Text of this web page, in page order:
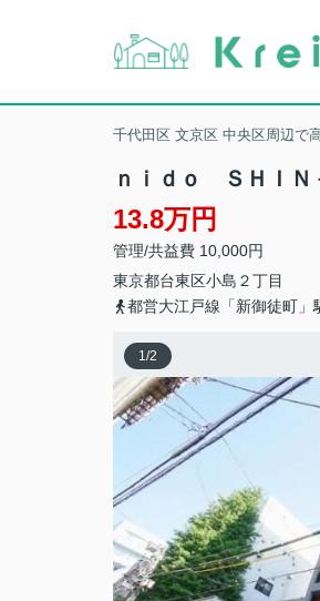
千代田区 文京区 中央区周辺で
ｎｉｄｏ ＳＨＩＮ
13.8万円
管理/共益費 10,000円
東京都台東区小島 ２丁目
都営大江戸線「新御徒町」
1/2